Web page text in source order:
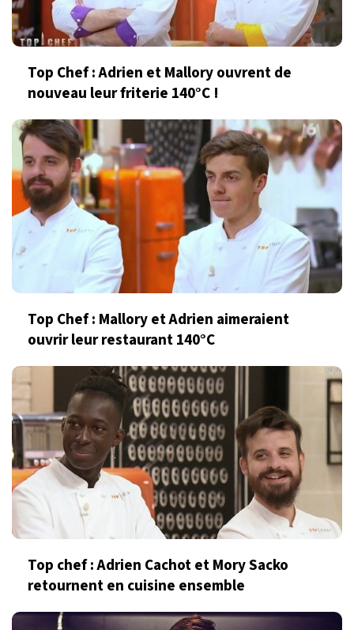
Top Chef : Adrien et Mallory ouvrent de
nouveau leur friterie 140°C !
Top Chef : Mallory et Adrien aimeraient
ouvrir leur restaurant 140°C
Top chef : Adrien Cachot et Mory Sacko
retournent en cuisine ensemble